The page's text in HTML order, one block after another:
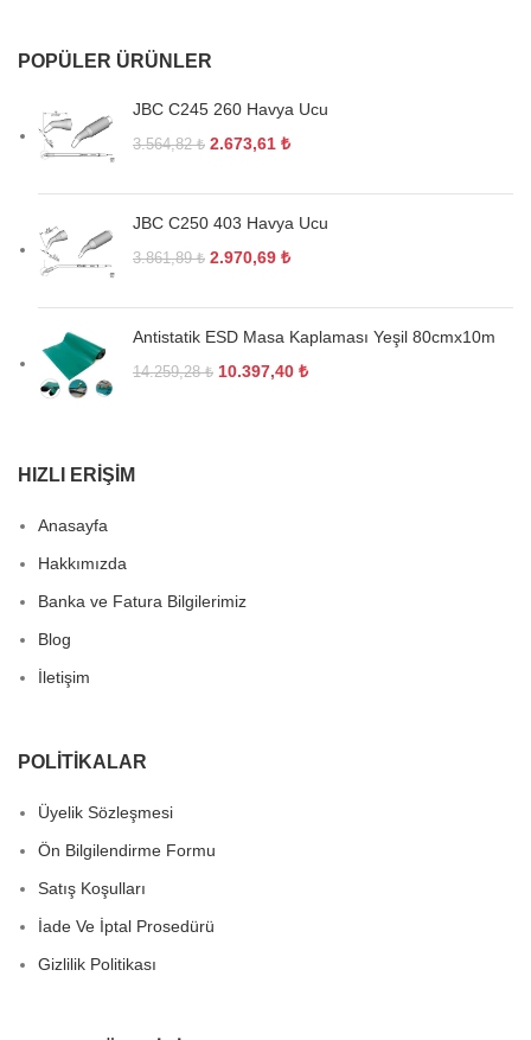
POPÜLER ÜRÜNLER
JBC C245 260 Havya Ucu
3.564,82₺ 2.673,61 ₺
JBC C250 403 Havya Ucu
3.861,89₺ 2.970,69 ₺
Antistatik ESD Masa Kaplaması Yeşil 80cmx10m
14.259,28₺ 10.397,40 ₺
HIZLI ERIŞIM
Anasayfa
Hakkımızda
Banka ve Fatura Bilgilerimiz
Blog
İletişim
POLITIKALAR
Üyelik Sözleşmesi
Ön Bilgilendirme Formu
Satış Koşulları
İade Ve İptal Prosedürü
Gizlilik Politikası